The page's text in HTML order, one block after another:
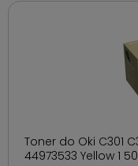
Toner do Oki C301
44973533 Yellow 1